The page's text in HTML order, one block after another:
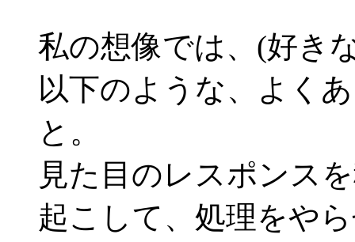
私の想像では、(好き
以下のような、よく
と。
見た目のレスポンス
起こして、処理をや